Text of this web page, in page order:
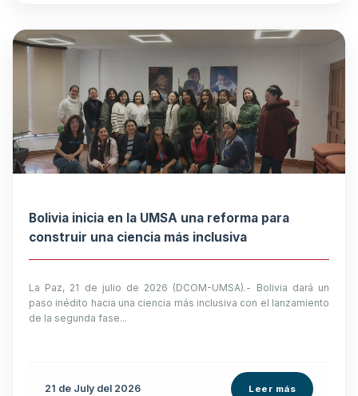
Bolivia inicia en la UMSA una reforma para
construir una ciencia más inclusiva
La Paz, 21 de julio de 2026 (DCOM-UMSA).- Bolivia dará un
paso inédito hacia una ciencia más inclusiva con el lanzamiento
de la segunda fase...
21 de July del 2026 Leer más